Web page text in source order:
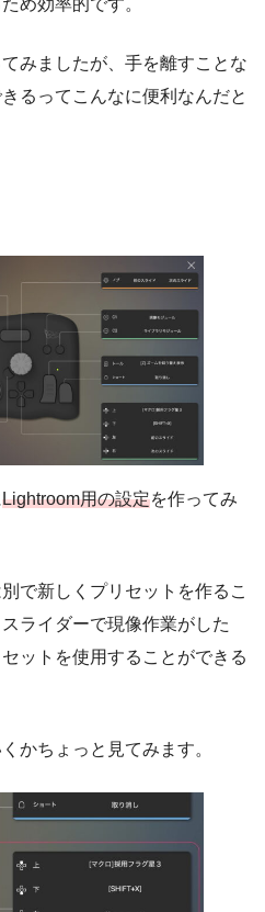
め効率的です。
みましたが、手を離すことな
るってこんなに便利なんだと
Lightroom用の設定を作ってみ
で新しくプリセットを作るこ
ライダーで現像作業がした
ットを使用することができる
かちょっと見てみます。